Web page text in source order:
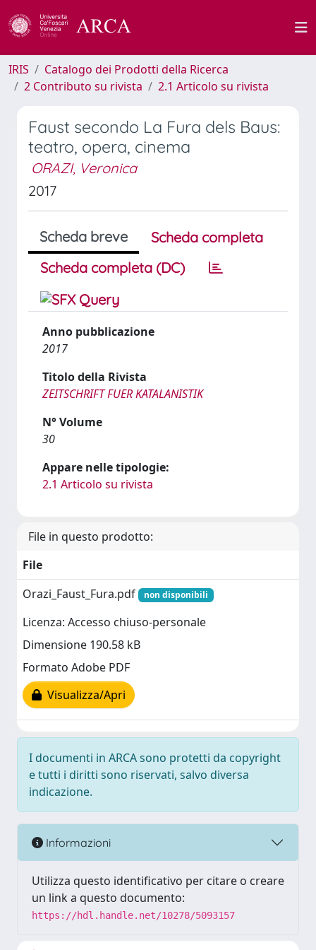
IRIS
Catalogo dei Prodotti della Ricerca
2 Contributo su rivista
2.1 Articolo su rivista
Faust secondo La Fura dels Baus:
teatro, opera, cinema
ORAZI, Veronica
2017
Scheda breve
Scheda completa
Scheda completa (DC)
Anno pubblicazione
2017
Titolo della Rivista
ZEITSCHRIFT FUER KATALANISTIK
N° Volume
30
Appare nelle tipologie:
2.1 Articolo su rivista
File in questo prodotto:
File
Orazi_Faust_Fura.pdf
non disponibili
Licenza: Accesso chiuso-personale
Dimensione 190.58 kB
Formato Adobe PDF
Visualizza/Apri
I documenti in ARCA sono protetti da copyright
e tutti i diritti sono riservati, salvo diversa
indicazione.
Informazioni
Utilizza questo identificativo per citare o creare
un link a questo documento:
https://hdl.handle.net/10278/5093157